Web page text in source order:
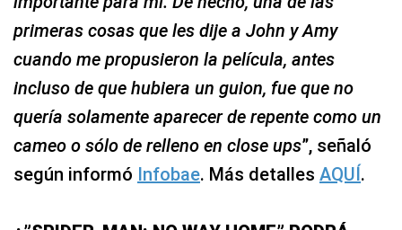
primeras cosas que les dije a John y Amy
cuando me propusieron la película, antes
incluso de que hubiera un guion, fue que no
quería solamente aparecer de repente como un
cameo o sólo de relleno en close ups”, señaló
según informó Infobae. Más detalles AQUÍ.